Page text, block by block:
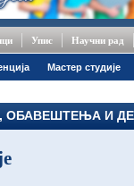
Упис Научни рад
Мастер студије
ОБАВЕШТЕЊА И